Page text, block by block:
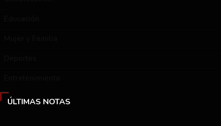
ÚLTIMAS NOTAS